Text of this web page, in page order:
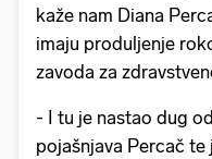
kaže nam Diana
imaju produljenje
zavoda za
- I tu je nastao dug
pojašnjava Percač